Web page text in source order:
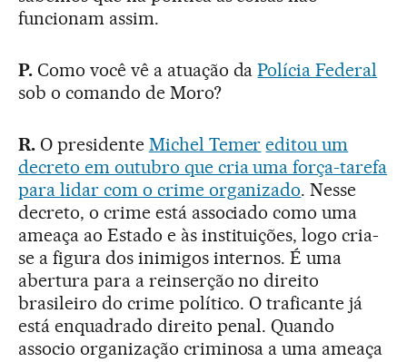
funcionam assim.
P.Como você vê a atuação daPolícia Federal
sob o comando de Moro?
R.O presidente Michel Temer editou um
decreto em outubro que cria uma força-tarefa
para lidar com o crime organizado. Nesse
decreto, o crime está associado como uma
ameaça ao Estado e às instituições, logo cria-
se a figura dos inimigos internos. É uma
abertura para a reinserção no direito
brasileiro do crime político. O traficante já
está enquadrado direito penal. Quando
associo organização criminosa a uma ameaça